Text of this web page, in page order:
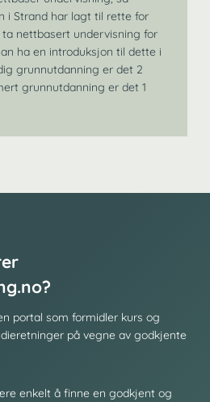
i Strand har lagt til rette for
nettbasert undervisning for
ha en introduksjon til dette i
grunnutdanning er det 2
grunnutdanning er det 1
portal som formidler kurs og
på vegne av godkjente
enkelt å finne en godkjent og